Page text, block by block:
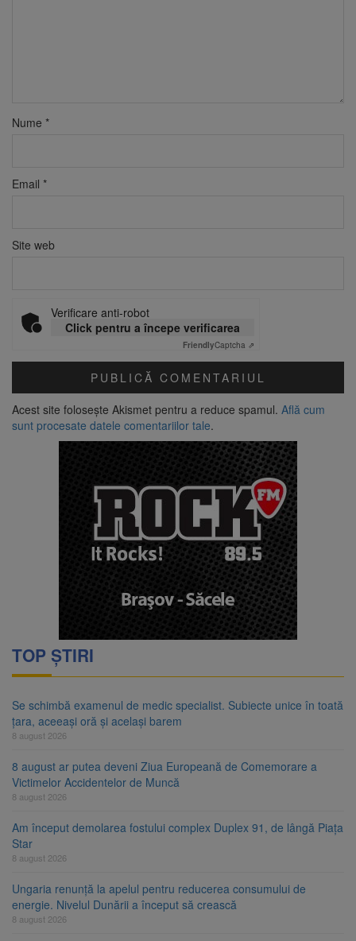
Nume *
Email *
Site web
Verificare anti-robot
Click pentru a începe verificarea
FriendlyCaptcha ⇗
Acest site folosește Akismet pentru a reduce spamul. Află cum
sunt procesate datele comentariilor tale.
TOP ȘTIRI
Se schimbă examenul de medic specialist. Subiecte unice în toată
țara, aceeași oră și același barem
8 august 2026
8 august ar putea deveni Ziua Europeană de Comemorare a
Victimelor Accidentelor de Muncă
8 august 2026
Am început demolarea fostului complex Duplex 91, de lângă Piața
Star
8 august 2026
Ungaria renunță la apelul pentru reducerea consumului de
energie. Nivelul Dunării a început să crească
8 august 2026